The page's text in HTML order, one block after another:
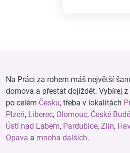
Na Práci za rohem máš největší
domova a přestat dojíždět. Vybírej
po celém Česku, třeba v lokalitách
Plzeň, Liberec, Olomouc, České
Ústí nad Labem, Pardubice, Zlín,
Opava a mnoha dalších.